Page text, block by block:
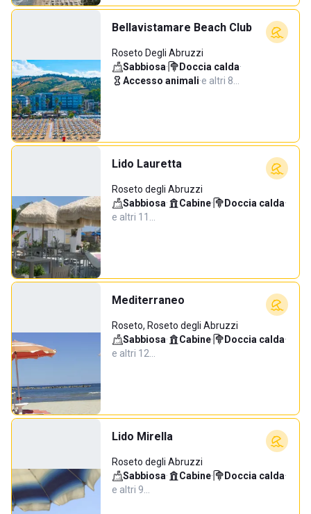
Bellavistamare Beach Club
Roseto Degli Abruzzi
Sabbiosa· Doccia calda·
Accesso animali·e altri 8…
Lido Lauretta
Roseto degli Abruzzi
Sabbiosa· Cabine· Doccia calda·
e altri 11…
Mediterraneo
Roseto, Roseto degli Abruzzi
Sabbiosa· Cabine· Doccia calda·
e altri 12…
Lido Mirella
Roseto degli Abruzzi
Sabbiosa· Cabine· Doccia calda·
e altri 9…